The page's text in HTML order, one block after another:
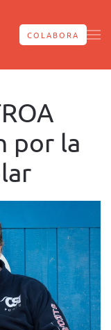
COLABORA
por la